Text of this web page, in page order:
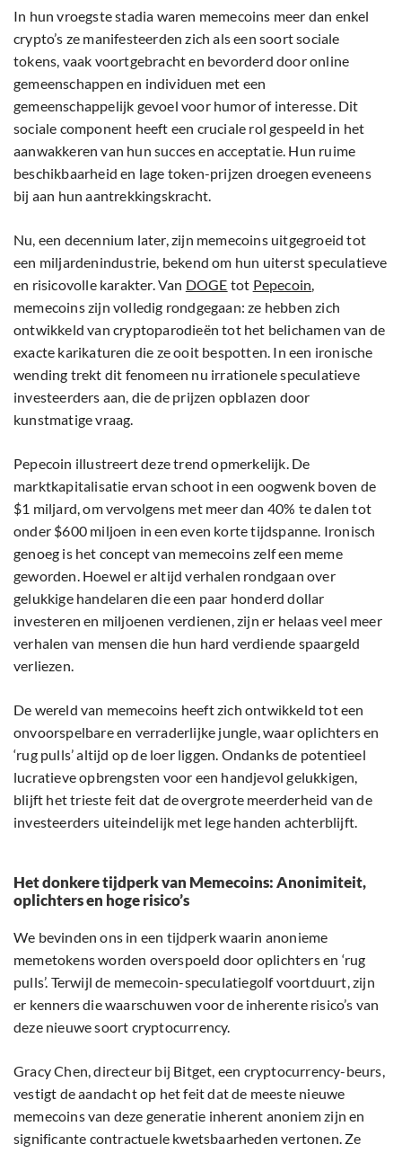
In hun vroegste stadia waren memecoins meer dan enkel
crypto’s ze manifesteerden zich als een soort sociale
tokens, vaak voortgebracht en bevorderd door online
gemeenschappen en individuen met een
gemeenschappelijk gevoel voor humor of interesse. Dit
sociale component heeft een cruciale rol gespeeld in het
aanwakkeren van hun succes en acceptatie. Hun ruime
beschikbaarheid en lage token-prijzen droegen eveneens
bij aan hun aantrekkingskracht.
Nu, een decennium later, zijn memecoins uitgegroeid tot
een miljardenindustrie, bekend om hun uiterst speculatieve
en risicovolle karakter. Van DOGE tot Pepecoin,
memecoins zijn volledig rondgegaan: ze hebben zich
ontwikkeld van cryptoparodieën tot het belichamen van de
exacte karikaturen die ze ooit bespotten. In een ironische
wending trekt dit fenomeen nu irrationele speculatieve
investeerders aan, die de prijzen opblazen door
kunstmatige vraag.
Pepecoin illustreert deze trend opmerkelijk. De
marktkapitalisatie ervan schoot in een oogwenk boven de
$1 miljard, om vervolgens met meer dan 40% te dalen tot
onder $600 miljoen in een even korte tijdspanne. Ironisch
genoeg is het concept van memecoins zelf een meme
geworden. Hoewel er altijd verhalen rondgaan over
gelukkige handelaren die een paar honderd dollar
investeren en miljoenen verdienen, zijn er helaas veel meer
verhalen van mensen die hun hard verdiende spaargeld
verliezen.
De wereld van memecoins heeft zich ontwikkeld tot een
onvoorspelbare en verraderlijke jungle, waar oplichters en
‘rug pulls’ altijd op de loer liggen. Ondanks de potentieel
lucratieve opbrengsten voor een handjevol gelukkigen,
blijft het trieste feit dat de overgrote meerderheid van de
investeerders uiteindelijk met lege handen achterblijft.
Het donkere tijdperk van Memecoins: Anonimiteit,
oplichters en hoge risico’s
We bevinden ons in een tijdperk waarin anonieme
memetokens worden overspoeld door oplichters en ‘rug
pulls’. Terwijl de memecoin-speculatiegolf voortduurt, zijn
er kenners die waarschuwen voor de inherente risico’s van
deze nieuwe soort cryptocurrency.
Gracy Chen, directeur bij Bitget, een cryptocurrency-beurs,
vestigt de aandacht op het feit dat de meeste nieuwe
memecoins van deze generatie inherent anoniem zijn en
significante contractuele kwetsbaarheden vertonen. Ze